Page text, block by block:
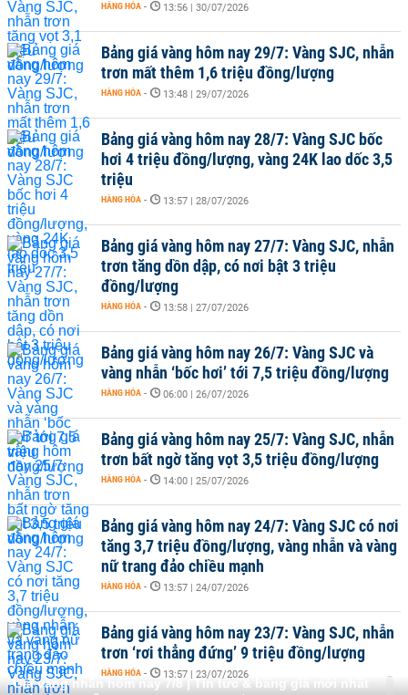
HÀNG HÓA - 13:56 | 30/07/2026
Bảng giá vàng hôm nay 29/7: Vàng SJC, nhẫn
trơn mất thêm 1,6 triệu đồng/lượng
HÀNG HÓA - 13:48 | 29/07/2026
Bảng giá vàng hôm nay 28/7: Vàng SJC bốc
hơi 4 triệu đồng/lượng, vàng 24K lao dốc 3,5
triệu
HÀNG HÓA - 13:57 | 28/07/2026
Bảng giá vàng hôm nay 27/7: Vàng SJC, nhẫn
trơn tăng dồn dập, có nơi bật 3 triệu
đồng/lượng
HÀNG HÓA - 13:58 | 27/07/2026
Bảng giá vàng hôm nay 26/7: Vàng SJC và
vàng nhẫn ‘bốc hơi’ tới 7,5 triệu đồng/lượng
HÀNG HÓA - 06:00 | 26/07/2026
Bảng giá vàng hôm nay 25/7: Vàng SJC, nhẫn
trơn bất ngờ tăng vọt 3,5 triệu đồng/lượng
HÀNG HÓA - 14:00 | 25/07/2026
Bảng giá vàng hôm nay 24/7: Vàng SJC có nơi
tăng 3,7 triệu đồng/lượng, vàng nhẫn và vàng
nữ trang đảo chiều mạnh
HÀNG HÓA - 13:57 | 24/07/2026
Bảng giá vàng hôm nay 23/7: Vàng SJC, nhẫn
trơn ‘rơi thẳng đứng’ 9 triệu đồng/lượng
HÀNG HÓA - 13:57 | 23/07/2026
Giá vàng nhẫn hôm nay 7/8 | Tin tức & bảng giá mới nhất